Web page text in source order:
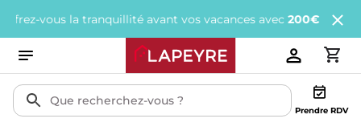
vous la tranquillité avant vos vacances avec200€ offerts tous
Prendre RDV